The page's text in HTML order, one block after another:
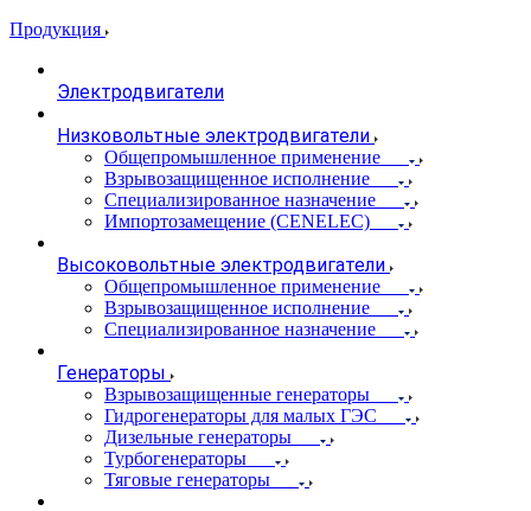
Продукция
Электродвигатели
Низковольтные электродвигатели
Общепромышленное применение
Взрывозащищенное исполнение
Специализированное назначение
Импортозамещение (CENELEC)
Высоковольтные электродвигатели
Общепромышленное применение
Взрывозащищенное исполнение
Специализированное назначение
Генераторы
Взрывозащищенные генераторы
Гидрогенераторы для малых ГЭС
Дизельные генераторы
Турбогенераторы
Тяговые генераторы